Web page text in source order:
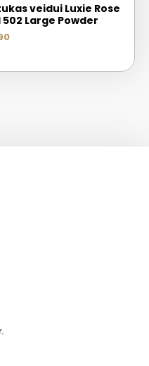
veidui Luxie Rose
502 Large Powder